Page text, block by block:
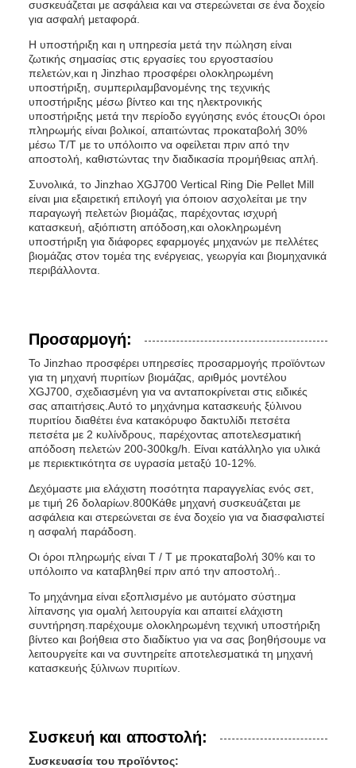
συσκευάζεται με ασφάλεια και να στερεώνεται σε ένα δοχείο
για ασφαλή μεταφορά.
Η υποστήριξη και η υπηρεσία μετά την πώληση είναι
ζωτικής σημασίας στις εργασίες του εργοστασίου
πελετών,και η Jinzhao προσφέρει ολοκληρωμένη
υποστήριξη, συμπεριλαμβανομένης της τεχνικής
υποστήριξης μέσω βίντεο και της ηλεκτρονικής
υποστήριξης μετά την περίοδο εγγύησης ενός έτουςΟι όροι
πληρωμής είναι βολικοί, απαιτώντας προκαταβολή 30%
μέσω T/T με το υπόλοιπο να οφείλεται πριν από την
αποστολή, καθιστώντας την διαδικασία προμήθειας απλή.
Συνολικά, το Jinzhao XGJ700 Vertical Ring Die Pellet Mill
είναι μια εξαιρετική επιλογή για όποιον ασχολείται με την
παραγωγή πελετών βιομάζας, παρέχοντας ισχυρή
κατασκευή, αξιόπιστη απόδοση,και ολοκληρωμένη
υποστήριξη για διάφορες εφαρμογές μηχανών με πελλέτες
βιομάζας στον τομέα της ενέργειας, γεωργία και βιομηχανικά
περιβάλλοντα.
Προσαρμογή:
Το Jinzhao προσφέρει υπηρεσίες προσαρμογής προϊόντων
για τη μηχανή πυριτίων βιομάζας, αριθμός μοντέλου
XGJ700, σχεδιασμένη για να ανταποκρίνεται στις ειδικές
σας απαιτήσεις.Αυτό το μηχάνημα κατασκευής ξύλινου
πυριτίου διαθέτει ένα κατακόρυφο δακτυλίδι πετσέτα
πετσέτα με 2 κυλίνδρους, παρέχοντας αποτελεσματική
απόδοση πελετών 200-300kg/h. Είναι κατάλληλο για υλικά
με περιεκτικότητα σε υγρασία μεταξύ 10-12%.
Δεχόμαστε μια ελάχιστη ποσότητα παραγγελίας ενός σετ,
με τιμή 26 δολαρίων.800Κάθε μηχανή συσκευάζεται με
ασφάλεια και στερεώνεται σε ένα δοχείο για να διασφαλιστεί
η ασφαλή παράδοση.
Οι όροι πληρωμής είναι T / T με προκαταβολή 30% και το
υπόλοιπο να καταβληθεί πριν από την αποστολή..
Το μηχάνημα είναι εξοπλισμένο με αυτόματο σύστημα
λίπανσης για ομαλή λειτουργία και απαιτεί ελάχιστη
συντήρηση.παρέχουμε ολοκληρωμένη τεχνική υποστήριξη
βίντεο και βοήθεια στο διαδίκτυο για να σας βοηθήσουμε να
λειτουργείτε και να συντηρείτε αποτελεσματικά τη μηχανή
κατασκευής ξύλινων πυριτίων.
Συσκευή και αποστολή:
Συσκευασία του προϊόντος: